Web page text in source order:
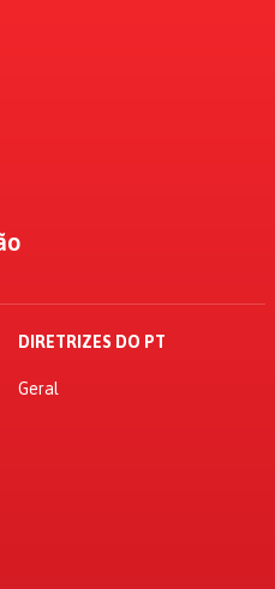
DIRETRIZES DO PT
Geral